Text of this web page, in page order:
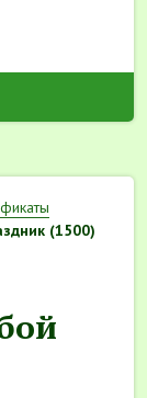
(1500)